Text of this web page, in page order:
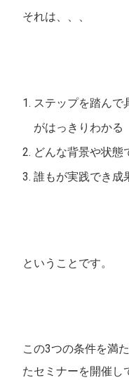
それは、、、
ステップを踏んで
がはっきりわかる
どんな背景や状態
誰もが実践でき成
ということです。
この3つの条件を満
たセミナーを開催し